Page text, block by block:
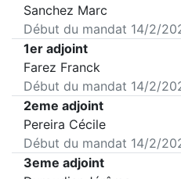
Sanchez Marc
Début du mandat 14/2/
1er adjoint
Farez Franck
Début du mandat 14/2/
2eme adjoint
Pereira Cécile
Début du mandat 14/2/
3eme adjoint